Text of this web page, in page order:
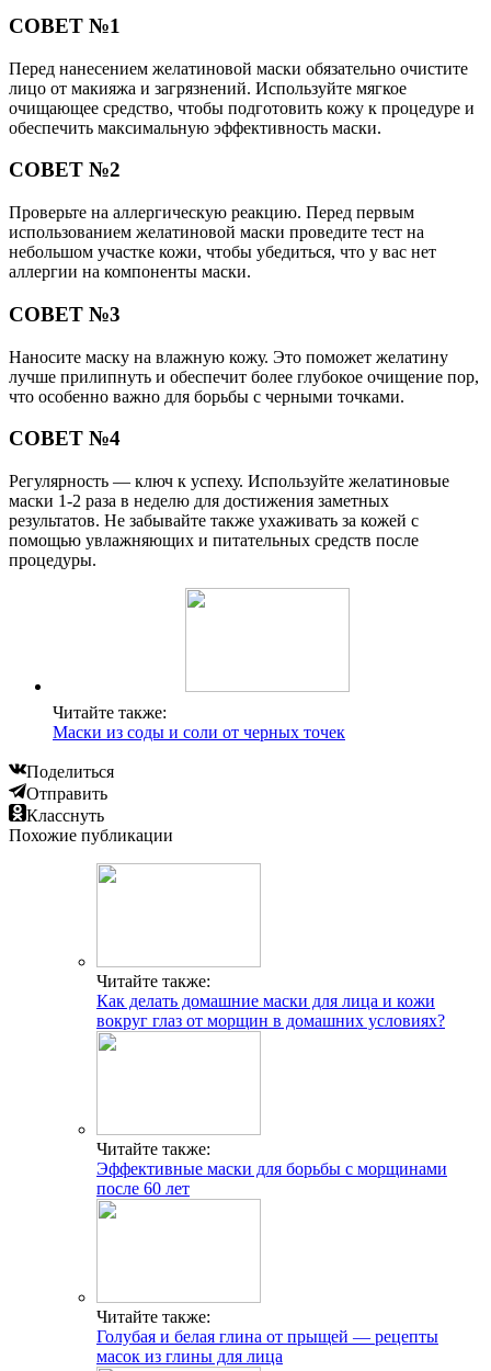
СОВЕТ №1
Перед нанесением желатиновой маски обязательно очистите
лицо от макияжа и загрязнений. Используйте мягкое
очищающее средство, чтобы подготовить кожу к процедуре и
обеспечить максимальную эффективность маски.
СОВЕТ №2
Проверьте на аллергическую реакцию. Перед первым
использованием желатиновой маски проведите тест на
небольшом участке кожи, чтобы убедиться, что у вас нет
аллергии на компоненты маски.
СОВЕТ №3
Наносите маску на влажную кожу. Это поможет желатину
лучше прилипнуть и обеспечит более глубокое очищение пор,
что особенно важно для борьбы с черными точками.
СОВЕТ №4
Регулярность — ключ к успеху. Используйте желатиновые
маски 1-2 раза в неделю для достижения заметных
результатов. Не забывайте также ухаживать за кожей с
помощью увлажняющих и питательных средств после
процедуры.
Читайте также:
Маски из соды и соли от черных точек
Поделиться
Отправить
Класснуть
Похожие публикации
Читайте также:
Как делать домашние маски для лица и кожи
вокруг глаз от морщин в домашних условиях?
Читайте также:
Эффективные маски для борьбы с морщинами
после 60 лет
Читайте также:
Голубая и белая глина от прыщей — рецепты
масок из глины для лица